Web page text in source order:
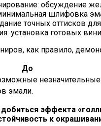
обсуждение
шлифовка
точных оттисков
установка готовых
как правило,
До
незначительные
эмали.
эффекта
к